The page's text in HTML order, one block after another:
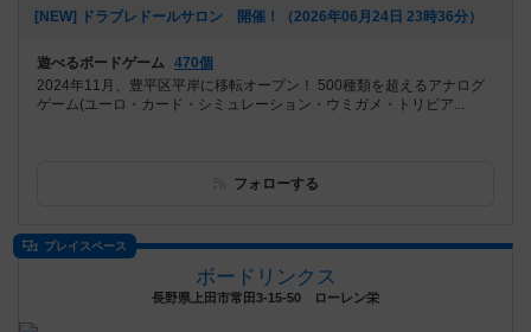
[NEW] ドラブレドールサロン 開催！（2026年06月24日 23時36分）
遊べるボードゲーム 470個
2024年11月、豊平区平岸に移転オープン！ 500種類を超えるアナログ
ゲーム(ユーロ・カード・シミュレーション・ウミガメ・トリビア...
フォローする
プレイスペース
ボードリンクス
長野県上田市常田3-15-50 ローレン栄